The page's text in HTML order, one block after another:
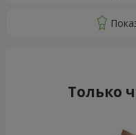
Только